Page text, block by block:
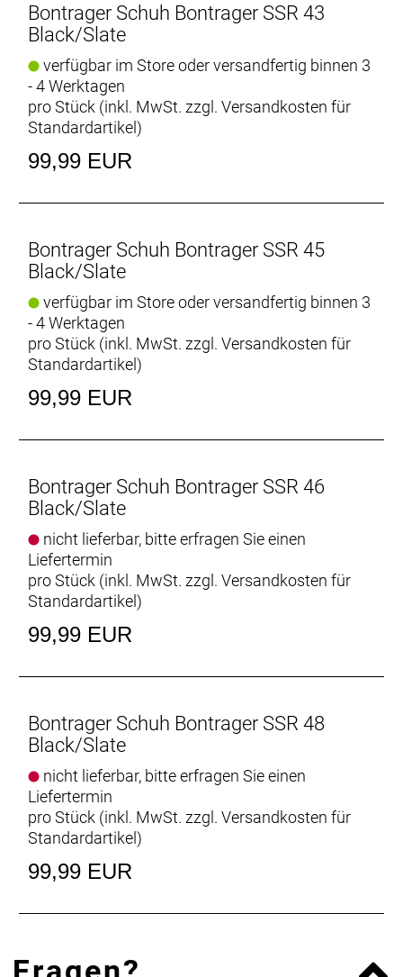
Bontrager Schuh Bontrager SSR 43
Black/Slate
verfügbar im Store oder versandfertig binnen 3
- 4 Werktagen
pro Stück (inkl. MwSt. zzgl. Versandkosten für
Standardartikel)
99,99 EUR
Bontrager Schuh Bontrager SSR 45
Black/Slate
verfügbar im Store oder versandfertig binnen 3
- 4 Werktagen
pro Stück (inkl. MwSt. zzgl. Versandkosten für
Standardartikel)
99,99 EUR
Bontrager Schuh Bontrager SSR 46
Black/Slate
nicht lieferbar, bitte erfragen Sie einen
Liefertermin
pro Stück (inkl. MwSt. zzgl. Versandkosten für
Standardartikel)
99,99 EUR
Bontrager Schuh Bontrager SSR 48
Black/Slate
nicht lieferbar, bitte erfragen Sie einen
Liefertermin
pro Stück (inkl. MwSt. zzgl. Versandkosten für
Standardartikel)
99,99 EUR